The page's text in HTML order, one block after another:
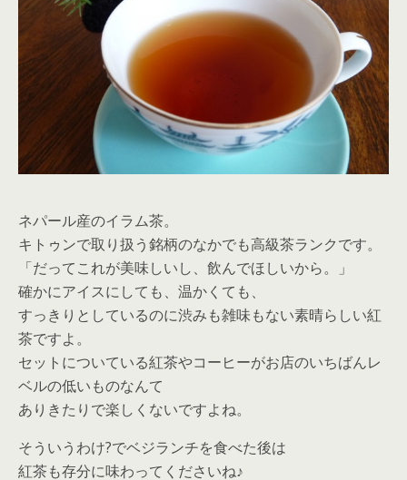
ネパール産のイラム茶。
キトゥンで取り扱う銘柄のなかでも高級茶ランクです。
「だってこれが美味しいし、飲んでほしいから。」
確かにアイスにしても、温かくても、
すっきりとしているのに渋みも雑味もない素晴らしい紅
茶ですよ。
セットについている紅茶やコーヒーがお店のいちばんレ
ベルの低いものなんて
ありきたりで楽しくないですよね。
そういうわけ?でベジランチを食べた後は
紅茶も存分に味わってくださいね♪